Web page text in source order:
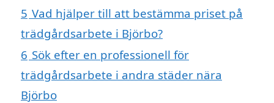
5 Vad hjälper till att bestämma priset på
trädgårdsarbete i Björbo?
6 Sök efter en professionell för
trädgårdsarbete i andra städer nära
Björbo